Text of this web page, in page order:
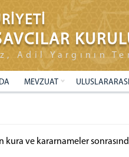
Adil Yargının
MEVZUAT
kura ve kararnameler